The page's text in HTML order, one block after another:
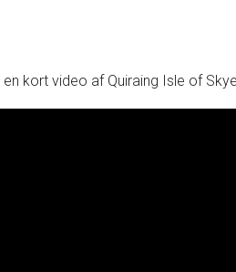
kort video af Quiraing Isle of